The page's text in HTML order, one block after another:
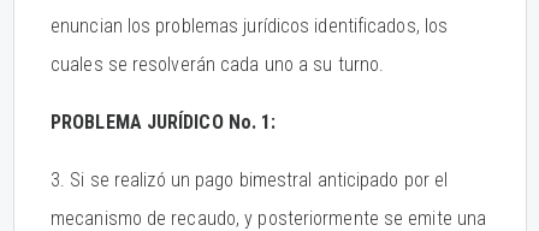
enuncian los problemas jurídicos identificados, los
cuales se resolverán cada uno a su turno.
PROBLEMA JURÍDICO No. 1:
3. Si se realizó un pago bimestral anticipado por el
mecanismo de recaudo, y posteriormente se emite una